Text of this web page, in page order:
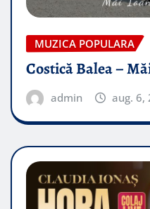
MUZICA POPULARA
Costică Balea –
admin aug. 6,